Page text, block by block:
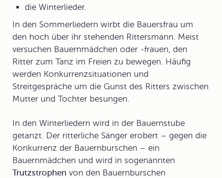
die Winterlieder.
In den Sommerliedern wirbt die Bauersfrau um
den hoch über ihr stehenden Rittersmann. Meist
versuchen Bauernmädchen oder -frauen, den
Ritter zum Tanz im Freien zu bewegen. Häufig
werden Konkurrenzsituationen und
Streitgespräche um die Gunst des Ritters zwischen
Mutter und Tochter besungen.
In den Winterliedern wird in der Bauernstube
getanzt. Der ritterliche Sänger erobert – gegen die
Konkurrenz der Bauernburschen – ein
Bauernmädchen und wird in sogenannten
Trutzstrophen von den Bauernburschen